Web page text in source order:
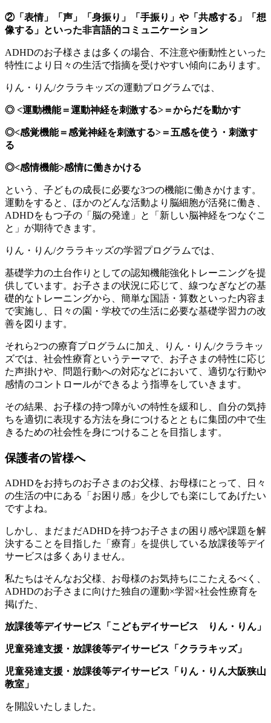
②「表情」「声」「身振り」「手振り」や「共感する」「想
像する」といった非言語的コミュニケーション
ADHDのお子様さまは多くの場合、不注意や衝動性といった
特性により日々の生活で指摘を受けやすい傾向にあります。
りん・りん/クララキッズの運動プログラムでは、
◎ <運動機能＝運動神経を刺激する>＝からだを動かす
◎<感覚機能＝感覚神経を刺激する>＝五感を使う・刺激す
る
◎<感情機能>感情に働きかける
という、子どもの成長に必要な3つの機能に働きかけます。
運動をすると、ほかのどんな活動より脳細胞が活発に働き、
ADHDをもつ子の「脳の発達」と「新しい脳神経をつなぐこ
と」が期待できます。
りん・りん/クララキッズの学習プログラムでは、
基礎学力の土台作りとしての認知機能強化トレーニングを提
供しています。お子さまの状況に応じて、線つなぎなどの基
礎的なトレーニングから、簡単な国語・算数といった内容ま
で実施し、日々の園・学校での生活に必要な基礎学習力の改
善を図ります。
それら2つの療育プログラムに加え、りん・りん/クララキッ
ズでは、社会性療育というテーマで、お子さまの特性に応じ
た声掛けや、問題行動への対応などにおいて、適切な行動や
感情のコントロールができるよう指導をしていきます。
その結果、お子様の持つ障がいの特性を緩和し、自分の気持
ちを適切に表現する方法を身につけるとともに集団の中で生
きるための社会性を身につけることを目指します。
保護者の皆様へ
ADHDをお持ちのお子さまのお父様、お母様にとって、日々
の生活の中にある「お困り感」を少しでも楽にしてあげたい
ですよね。
しかし、まだまだADHDを持つお子さまの困り感や課題を解
決することを目指した「療育」を提供している放課後等デイ
サービスは多くありません。
私たちはそんなお父様、お母様のお気持ちにこたえるべく、
ADHDのお子さまに向けた独自の運動×学習×社会性療育を
掲げた、
放課後等デイサービス「こどもデイサービス りん・りん」
児童発達支援・放課後等デイサービス「クララキッズ」
児童発達支援・放課後等デイサービス「りん・りん大阪狭山
教室」
を開設いたしました。